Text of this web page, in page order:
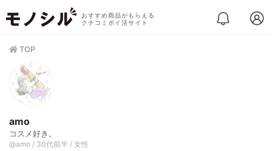
おすすめ商品がもらえる
クチコミポイ活サイト
TOP
amo
コスメ好き。
@amo / 30代前半 / 女性